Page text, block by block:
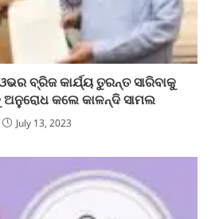
ବ୍ରିଜ କାର୍ଯ୍ୟ ତୁରନ୍ତ ସାରିବାକୁ
କଲେ କାଳନ୍ଦି ସାମଲ
July 13, 2023